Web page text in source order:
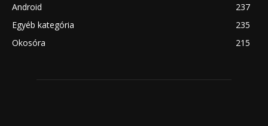
Android
237
Egyéb kategória
235
Okosóra
215